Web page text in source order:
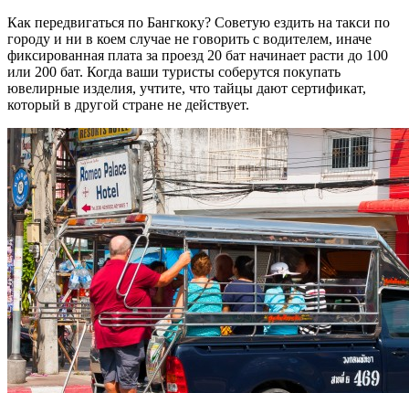
Как передвигаться по Бангкоку? Советую ездить на такси по
городу и ни в коем случае не говорить с водителем, иначе
фиксированная плата за проезд 20 бат начинает расти до 100
или 200 бат. Когда ваши туристы соберутся покупать
ювелирные изделия, учтите, что тайцы дают сертификат,
который в другой стране не действует.